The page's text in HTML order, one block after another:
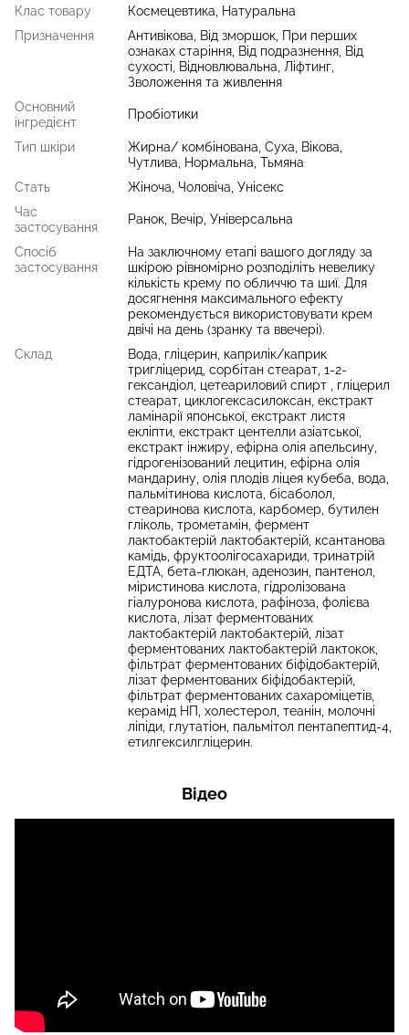
Клас товару
Космецевтика, Натуральна
Призначення
Антивікова, Від зморшок, При перших
ознаках старіння, Від подразнення, Від
сухості, Відновлювальна, Ліфтинг,
Зволоження та живлення
Основний
інгредієнт
Пробіотики
Тип шкіри
Жирна/ комбінована, Суха, Вікова,
Чутлива, Нормальна, Тьмяна
Стать
Жіноча, Чоловіча, Унісекс
Час
застосування
Ранок, Вечір, Універсальна
Спосіб
застосування
На заключному етапі вашого догляду за
шкірою рівномірно розподіліть невелику
кількість крему по обличчю та шиї. Для
досягнення максимального ефекту
рекомендується використовувати крем
двічі на день (зранку та ввечері).
Склад
Вода, гліцерин, каприлік/каприк
тригліцерид, сорбітан стеарат, 1-2-
гександіол, цетеариловий спирт , гліцерил
стеарат, циклогексасилоксан, екстракт
ламінарії японської, екстракт листя
екліпти, екстракт центелли азіатської,
екстракт інжиру, ефірна олія апельсину,
гідрогенізований лецитин, ефірна олія
мандарину, олія плодів ліцея кубеба, вода,
пальмітинова кислота, бісаболол,
стеаринова кислота, карбомер, бутилен
гліколь, трометамін, фермент
лактобактерій лактобактерій, ксантанова
камідь, фруктоолігосахариди, тринатрій
ЕДТА, бета-глюкан, аденозин, пантенол,
міристинова кислота, гідролізована
гіалуронова кислота, рафіноза, фолієва
кислота, лізат ферментованих
лактобактерій лактобактерій, лізат
ферментованих лактобактерій лактокок,
фільтрат ферментованих біфідобактерій,
лізат ферментованих біфідобактерій,
фільтрат ферментованих сахароміцетів,
керамід НП, холестерол, теанін, молочні
ліпіди, глутатіон, пальмітол пентапептид-4,
етилгексилгліцерин.
Відео